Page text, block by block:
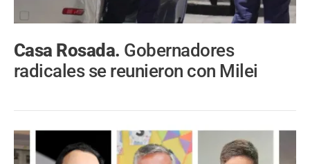
Casa Rosada. Gobernadores
radicales se reunieron con Milei